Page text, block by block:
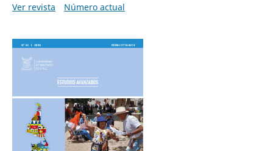
Ver revista
Número actual